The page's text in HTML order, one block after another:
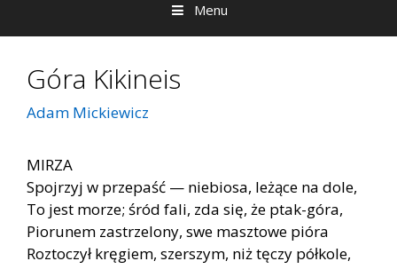
Menu
Góra Kikineis
Adam Mickiewicz
MIRZA
Spojrzyj w przepaść — niebiosa, leżące na dole,
To jest morze; śród fali, zda się, że ptak-góra,
Piorunem zastrzelony, swe masztowe pióra
Roztoczył kręgiem, szerszym, niż tęczy półkole,